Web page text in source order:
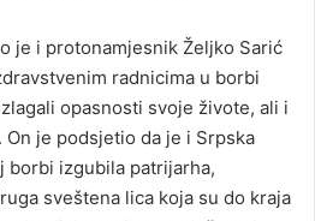
je i protonamjesnik Željko Sarić
radnicima u borbi
opasnosti svoje živote, ali i
je podsjetio da je i Srpska
borbi izgubila patrijarha,
sveštena lica koja su do kraja